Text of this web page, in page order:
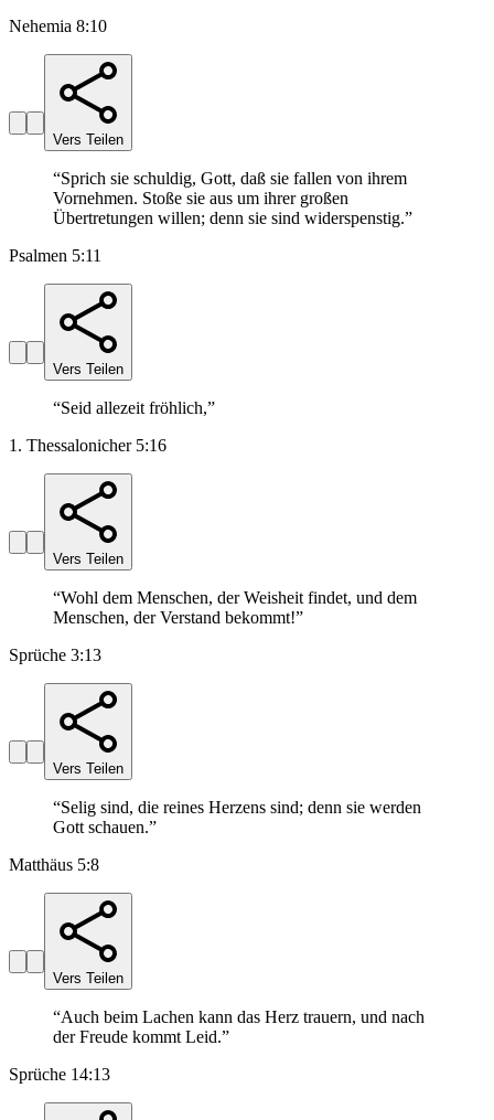
Nehemia 8:10
Vers Teilen
“Sprich sie schuldig, Gott, daß sie fallen von ihrem
Vornehmen. Stoße sie aus um ihrer großen
Übertretungen willen; denn sie sind widerspenstig.”
Psalmen 5:11
Vers Teilen
“Seid allezeit fröhlich,”
1. Thessalonicher 5:16
Vers Teilen
“Wohl dem Menschen, der Weisheit findet, und dem
Menschen, der Verstand bekommt!”
Sprüche 3:13
Vers Teilen
“Selig sind, die reines Herzens sind; denn sie werden
Gott schauen.”
Matthäus 5:8
Vers Teilen
“Auch beim Lachen kann das Herz trauern, und nach
der Freude kommt Leid.”
Sprüche 14:13